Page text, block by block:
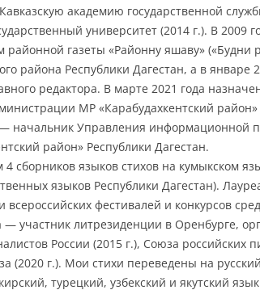
академию государственной
университет (2014 г.). В 2009
районной газеты «Районну яшаву» («Будни
района Республики Дагестан, а в январе
редактора. В марте 2021 года
МР «Карабудахкентский
начальник Управления информационной
район» Республики Дагестан.
сборников языков стихов на кумыкском
языков Республики Дагестан).
фестивалей и конкурсов
— участник литрезиденции в Оренбурге,
России (2015 г.), Союза российских
(2020 г.). Мои стихи переведены на
турецкий, узбекский и якутский